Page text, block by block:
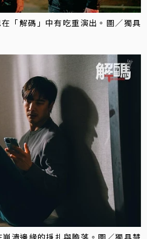
「解碼」中有吃重演出。圖／獨具